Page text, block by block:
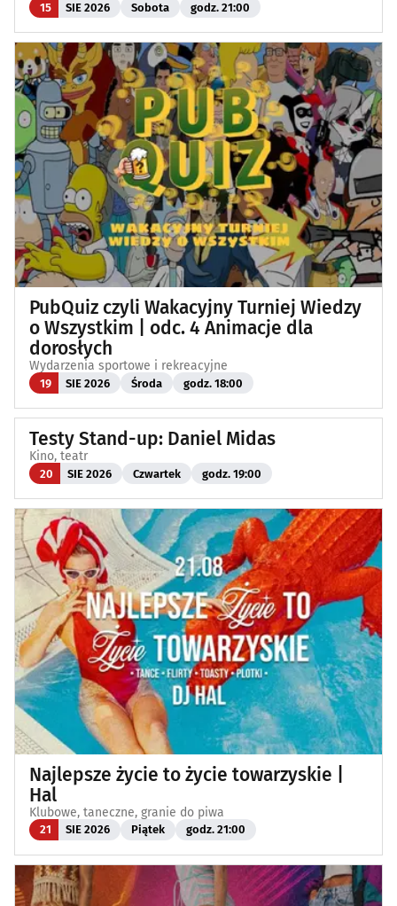
15 SIE 2026 Sobota godz. 21:00
PubQuiz czyli Wakacyjny Turniej Wiedzy
o Wszystkim | odc. 4 Animacje dla
dorosłych
Wydarzenia sportowe i rekreacyjne
19 SIE 2026 Środa godz. 18:00
Testy Stand-up: Daniel Midas
Kino, teatr
20 SIE 2026 Czwartek godz. 19:00
Najlepsze życie to życie towarzyskie |
Hal
Klubowe, taneczne, granie do piwa
21 SIE 2026 Piątek godz. 21:00